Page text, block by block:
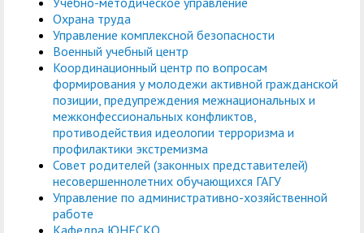
Охрана труда
Управление комплексной безопасности
Военный учебный центр
Координационный центр по вопросам
формирования у молодежи активной гражданской
позиции, предупреждения межнациональных и
межконфессиональных конфликтов,
противодействия идеологии терроризма и
профилактики экстремизма
Совет родителей (законных представителей)
несовершеннолетних обучающихся ГАГУ
Управление по административно-хозяйственной
работе
Кафедра ЮНЕСКО